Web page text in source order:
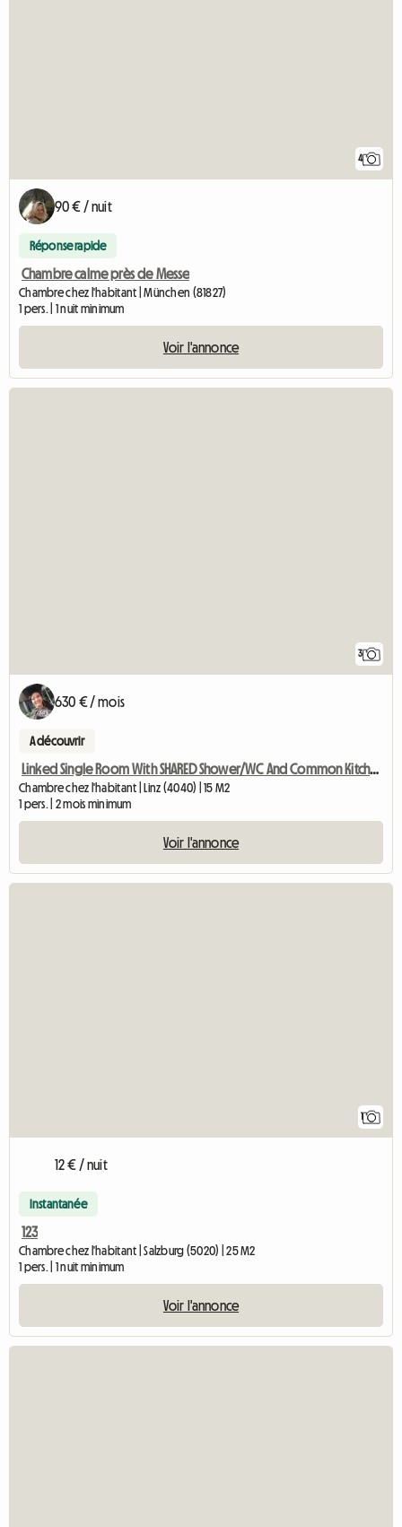
4
90 € / nuit
Réponse rapide
Chambre calme près de Messe
Chambre chez l'habitant | München (81827)
1 pers. | 1 nuit minimum
Voir l'annonce
3
630 € / mois
A découvrir
Linked Single Room With SHARED Shower/WC And Common Kitchen
Chambre chez l'habitant | Linz (4040) | 15 M2
1 pers. | 2 mois minimum
Voir l'annonce
1
12 € / nuit
Instantanée
123
Chambre chez l'habitant | Salzburg (5020) | 25 M2
1 pers. | 1 nuit minimum
Voir l'annonce